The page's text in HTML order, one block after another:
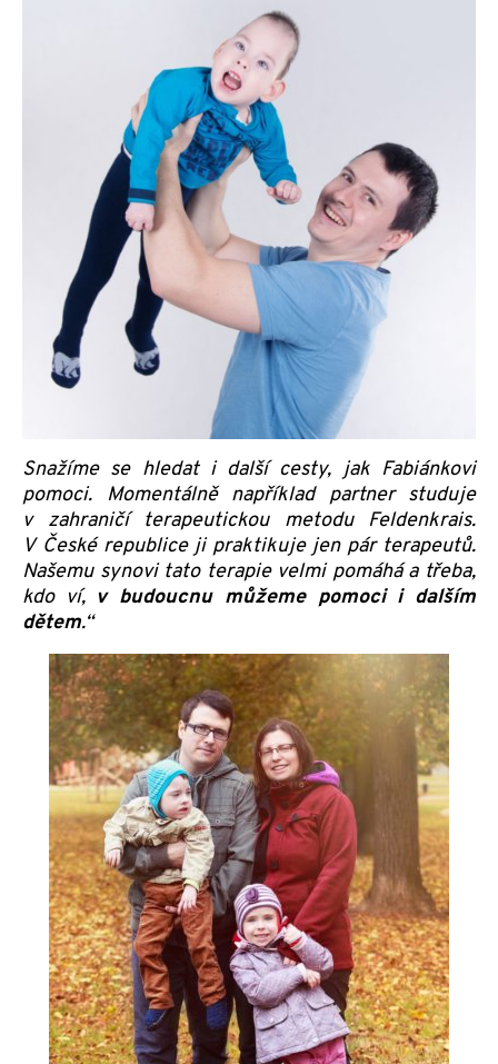
Snažíme se hledat i další cesty, jak Fabiánkovi
pomoci. Momentálně například partner studuje
v zahraničí terapeutickou metodu Feldenkrais.
V České republice ji praktikuje jen pár terapeutů.
Našemu synovi tato terapie velmi pomáhá a třeba,
kdo ví, v budoucnu můžeme pomoci i dalším
dětem.“